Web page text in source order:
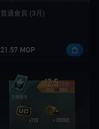
普通會員 (3月)
21.57 MOP